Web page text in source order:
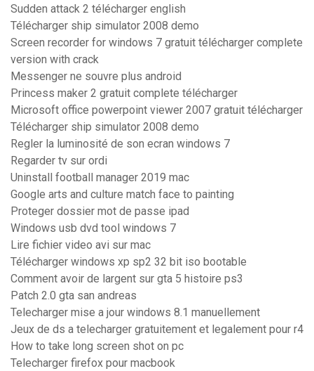
Sudden attack 2 télécharger english
Télécharger ship simulator 2008 demo
Screen recorder for windows 7 gratuit télécharger complete
version with crack
Messenger ne souvre plus android
Princess maker 2 gratuit complete télécharger
Microsoft office powerpoint viewer 2007 gratuit télécharger
Télécharger ship simulator 2008 demo
Regler la luminosité de son ecran windows 7
Regarder tv sur ordi
Uninstall football manager 2019 mac
Google arts and culture match face to painting
Proteger dossier mot de passe ipad
Windows usb dvd tool windows 7
Lire fichier video avi sur mac
Télécharger windows xp sp2 32 bit iso bootable
Comment avoir de largent sur gta 5 histoire ps3
Patch 2.0 gta san andreas
Telecharger mise a jour windows 8.1 manuellement
Jeux de ds a telecharger gratuitement et legalement pour r4
How to take long screen shot on pc
Telecharger firefox pour macbook